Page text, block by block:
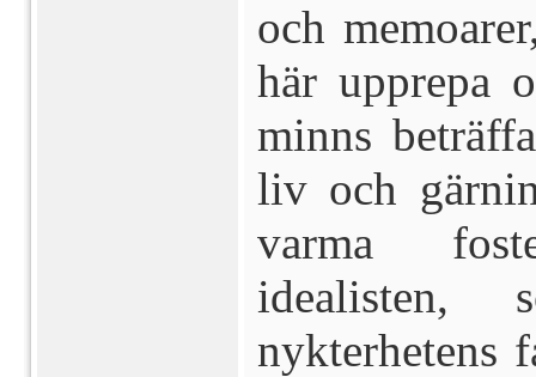
och
här upprepa
minns
liv och
varma
idealisten,
nykterhetens